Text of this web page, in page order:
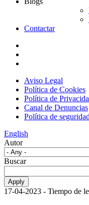
Contactar
Aviso Legal
Política de Cookies
Política de
Canal de Denuncias
Política de
English
Autor
Buscar
17-04-2023 - Tiempo de